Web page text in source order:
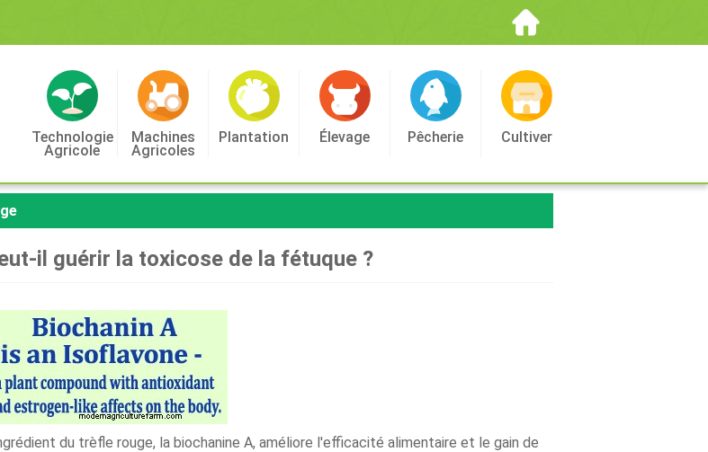
Technologie
Agricole
Machines
Agricoles
Plantation Élevage Pêcherie Cultiver
il guérir la toxicose de la fétuque ?
du trèfle rouge, la biochanine A, améliore l'efficacité alimentaire et le gain de